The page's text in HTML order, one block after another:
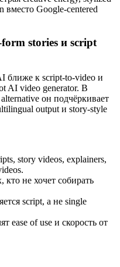
вместо Google-centered
stories и script
ближе к script-to-video и
AI video generator. В
он подчёркивает
output и story-style
story videos, explainers,
не хочет собирать
script, а не single
ease of use и скорость от